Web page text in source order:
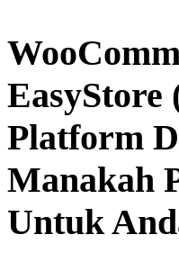
EasyStore
Platform
Manakah
Untuk